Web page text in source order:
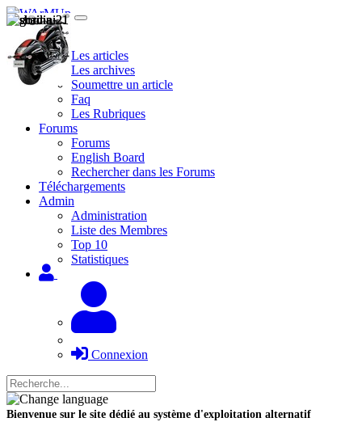
Site
Les articles
Les archives
Soumettre un article
Faq
Les Rubriques
Forums
Forums
English Board
Rechercher dans les Forums
Téléchargements
Admin
Administration
Liste des Membres
Top 10
Statistiques
Connexion
Bienvenue sur le site dédié au système d'exploitation alternatif